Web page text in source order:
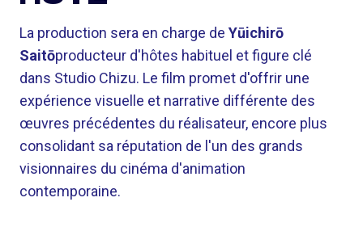
La production sera en charge de Yūichirō
Saitōproducteur d'hôtes habituel et figure clé
dans Studio Chizu. Le film promet d'offrir une
expérience visuelle et narrative différente des
œuvres précédentes du réalisateur, encore plus
consolidant sa réputation de l'un des grands
visionnaires du cinéma d'animation
contemporaine.